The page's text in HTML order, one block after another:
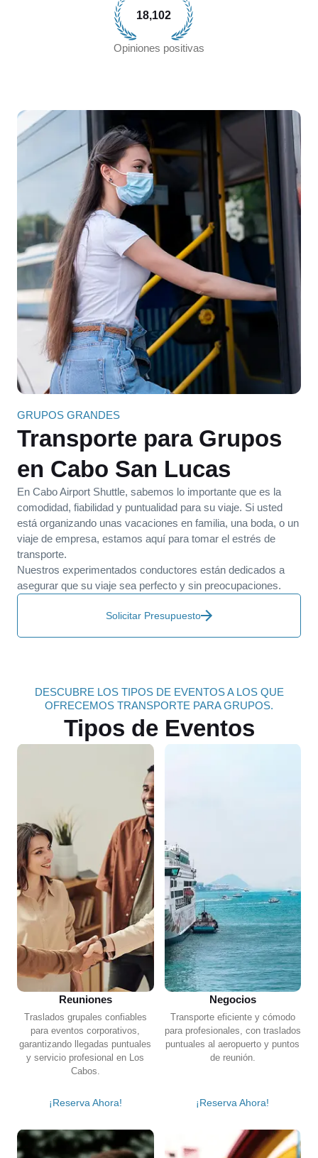
18,102
Opiniones positivas
GRUPOS GRANDES
Transporte para Grupos
en Cabo San Lucas
En Cabo Airport Shuttle, sabemos lo importante que es la
comodidad, fiabilidad y puntualidad para su viaje. Si usted
está organizando unas vacaciones en familia, una boda, o un
viaje de empresa, estamos aquí para tomar el estrés de
transporte.
Nuestros experimentados conductores están dedicados a
asegurar que su viaje sea perfecto y sin preocupaciones.
Solicitar Presupuesto
DESCUBRE LOS TIPOS DE EVENTOS A LOS QUE
OFRECEMOS TRANSPORTE PARA GRUPOS.
Tipos de Eventos
Reuniones
Traslados grupales confiables
para eventos corporativos,
garantizando llegadas puntuales
y servicio profesional en Los
Cabos.
¡Reserva Ahora!
Negocios
Transporte eficiente y cómodo
para profesionales, con traslados
puntuales al aeropuerto y puntos
de reunión.
¡Reserva Ahora!